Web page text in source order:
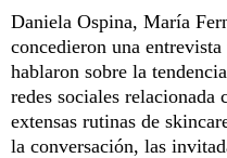
Daniela Ospina, María
concedieron una
hablaron sobre la
redes sociales relacionada
extensas rutinas de
la conversación, las